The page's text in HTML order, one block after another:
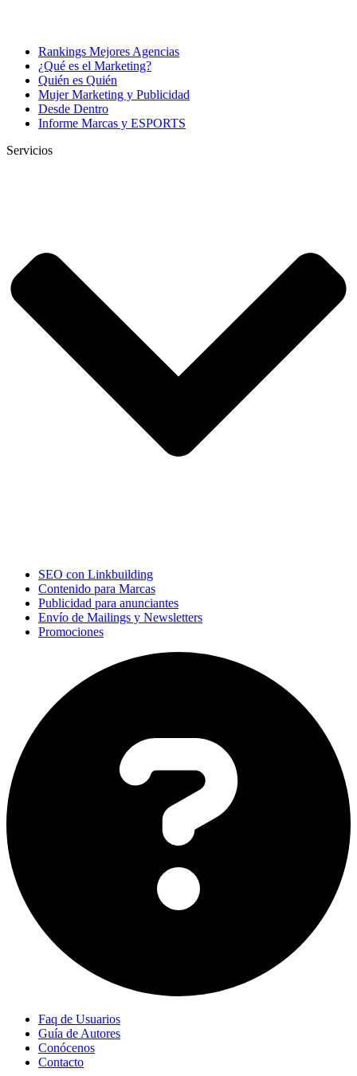
Rankings Mejores Agencias
¿Qué es el Marketing?
Quién es Quién
Mujer Marketing y Publicidad
Desde Dentro
Informe Marcas y ESPORTS
Servicios
SEO con Linkbuilding
Contenido para Marcas
Publicidad para anunciantes
Envío de Mailings y Newsletters
Promociones
Faq de Usuarios
Guía de Autores
Conócenos
Contacto